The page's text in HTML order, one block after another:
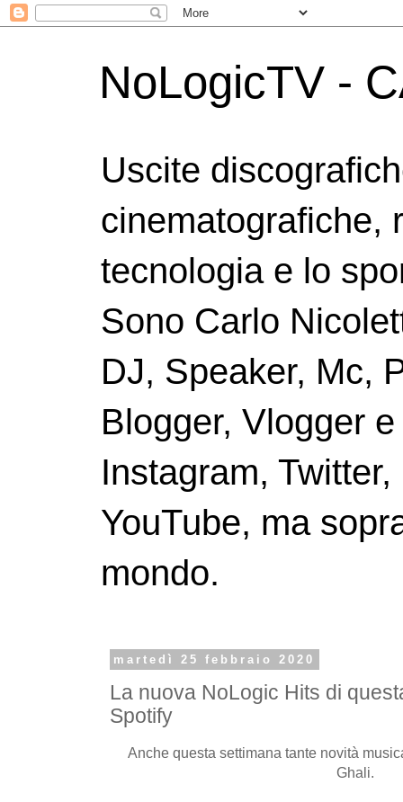
NoLogicTV -
Uscite
cinematografiche,
tecnologia e lo
Sono Carlo
DJ, Speaker, Mc,
Blogger, Vlogger
Instagram,
YouTube, ma
mondo.
martedì 25 febbraio 2020
La nuova NoLogic Hits di
Spotify
Anche questa settimana tante novità
Ghali.